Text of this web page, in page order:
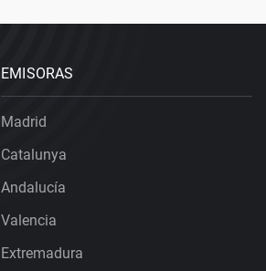
EMISORAS
Madrid
Catalunya
Andalucía
Valencia
Extremadura